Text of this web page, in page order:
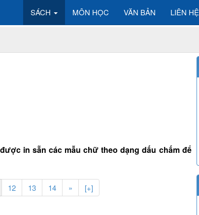
SÁCH MÔN HỌC VĂN BẢN LIÊN HỆ
in sẵn các mẫu chữ theo dạng dấu chấm để
12 13 14 » [+]